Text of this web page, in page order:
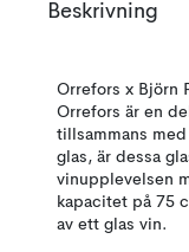
Beskrivning
Orrefors x Björn
Orrefors är en
tillsammans med
glas, är dessa
vinupplevelsen
kapacitet på 75
av ett glas vin.